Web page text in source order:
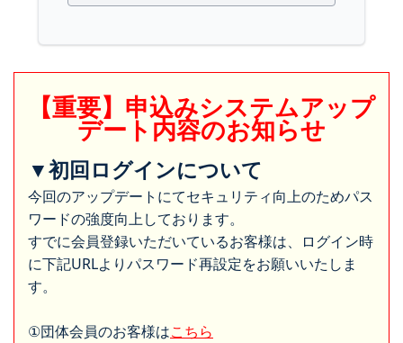
【重要】申込みシステムアップ
デート内容のお知らせ
▼初回ログインについて
今回のアップデートにてセキュリティ向上のためパス
ワードの強度向上しております。
すでに会員登録いただいているお客様は、ログイン時
に下記URLよりパスワード再設定をお願いいたしま
す。
①団体会員のお客様はこちら